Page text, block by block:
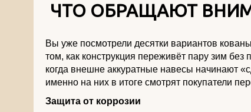
ЧТО ОБРАЩАЮТ
Вы уже посмотрели десятки вариантов
том, как конструкция переживёт пару зим
когда внешне аккуратные навесы начинают
именно на них в итоге смотрят покупатели
Защита от коррозии